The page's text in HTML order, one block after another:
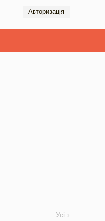
Авторизація
Усі